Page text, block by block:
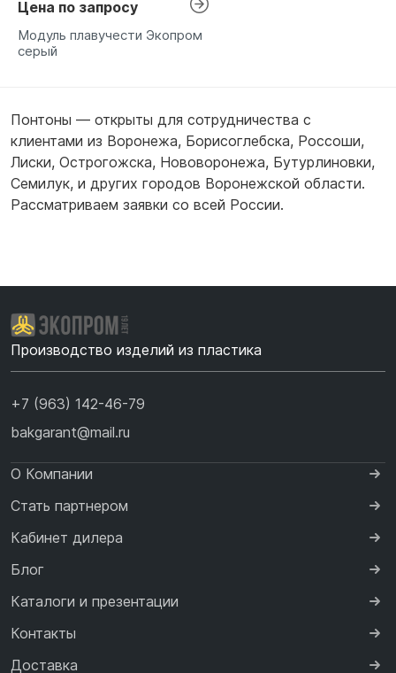
Цена по запросу
Модуль плавучести Экопром
серый
Понтоны — открыты для сотрудничества с
клиентами из Воронежа, Борисоглебска, Россоши,
Лиски, Острогожска, Нововоронежа, Бутурлиновки,
Семилук, и других городов Воронежской области.
Рассматриваем заявки со всей России.
Производство изделий из пластика
+7 (963) 142-46-79
bakgarant@mail.ru
О Компании
Стать партнером
Кабинет дилера
Блог
Каталоги и презентации
Контакты
Доставка